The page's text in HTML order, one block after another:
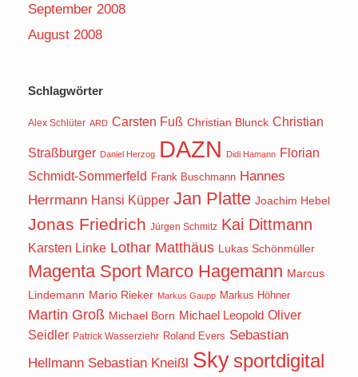
September 2008
August 2008
Schlagwörter
Alex Schlüter ARD Carsten Fuß Christian Blunck Christian
Straßburger Daniel Herzog DAZN Didi Hamann Florian
Schmidt-Sommerfeld Frank Buschmann Hannes
Herrmann Hansi Küpper Jan Platte Joachim Hebel
Jonas Friedrich Jürgen Schmitz Kai Dittmann
Karsten Linke Lothar Matthäus Lukas Schönmüller
Magenta Sport Marco Hagemann Marcus
Lindemann Mario Rieker Markus Gaupp Markus Höhner
Martin Groß Michael Born Michael Leopold Oliver
Seidler Patrick Wasserziehr Roland Evers Sebastian
Hellmann Sebastian Kneißl Sky sportdigital